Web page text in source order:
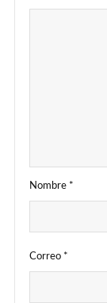
Nombre *
Correo *